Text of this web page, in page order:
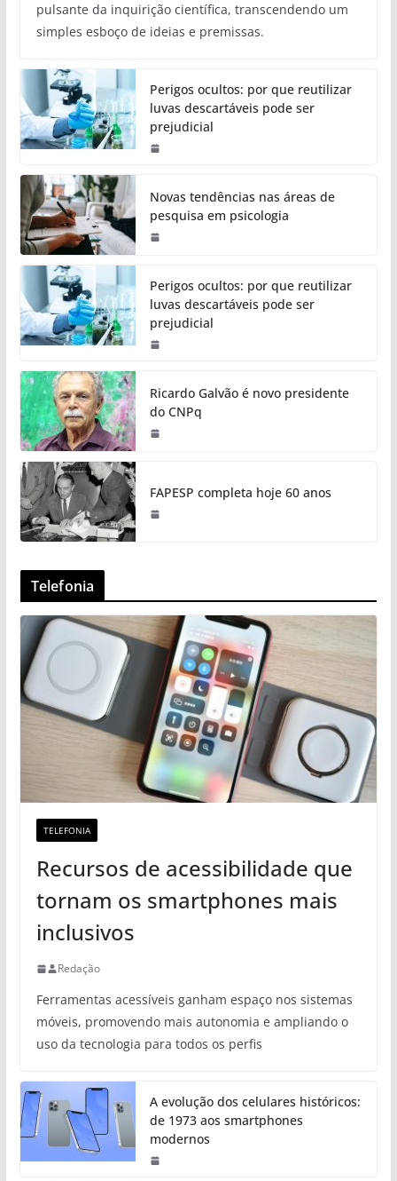
pulsante da inquirição científica, transcendendo um
simples esboço de ideias e premissas.
Perigos ocultos: por que reutilizar
luvas descartáveis pode ser
prejudicial
Novas tendências nas áreas de
pesquisa em psicologia
Perigos ocultos: por que reutilizar
luvas descartáveis pode ser
prejudicial
Ricardo Galvão é novo presidente
do CNPq
FAPESP completa hoje 60 anos
Telefonia
TELEFONIA
Recursos de acessibilidade que
tornam os smartphones mais
inclusivos
Redação
Ferramentas acessíveis ganham espaço nos sistemas
móveis, promovendo mais autonomia e ampliando o
uso da tecnologia para todos os perfis
A evolução dos celulares históricos:
de 1973 aos smartphones
modernos